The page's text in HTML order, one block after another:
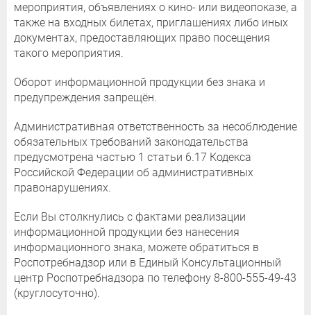
мероприятия, объявлениях о кино- или видеопоказе, а
также на входных билетах, приглашениях либо иных
документах, предоставляющих право посещения
такого мероприятия.
Оборот информационной продукции без знака и
предупреждения запрещён.
Административная ответственность за несоблюдение
обязательных требований законодательства
предусмотрена частью 1 статьи 6.17 Кодекса
Российской Федерации об административных
правонарушениях.
Если Вы столкнулись с фактами реализации
информационной продукции без нанесения
информационного знака, можете обратиться в
Роспотребнадзор или в Единый Консультационный
центр Роспотребнадзора по телефону 8-800-555-49-43
(круглосуточно).